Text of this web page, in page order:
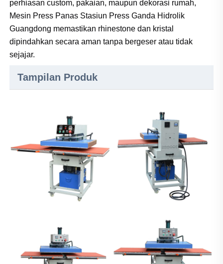
perhiasan custom, pakaian, maupun dekorasi rumah,
Mesin Press Panas Stasiun Press Ganda Hidrolik
Guangdong memastikan rhinestone dan kristal
dipindahkan secara aman tanpa bergeser atau tidak
sejajar.
Tampilan Produk